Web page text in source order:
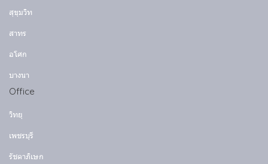
สุขุมวิท
สาทร
อโศก
บางนา
Office
วิทยุ
เพชรบุรี
รัชดาภิเษก